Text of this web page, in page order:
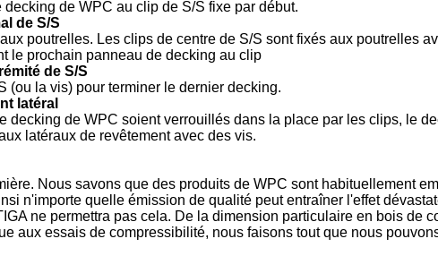
de WPC au clip de S/S fixe par début.
de S/S
poutrelles. Les clips de centre de S/S sont fixés aux poutrelles
le prochain panneau de decking au clip
de S/S
(ou la vis) pour terminer le dernier decking.
latéral
decking de WPC soient verrouillés dans la place par les clips, le
latéraux de revêtement avec des vis.
Nous savons que des produits de WPC sont habituellement
n'importe quelle émission de qualité peut entraîner l'effet
ne permettra pas cela. De la dimension particulaire en bois de
aux essais de compressibilité, nous faisons tout que nous